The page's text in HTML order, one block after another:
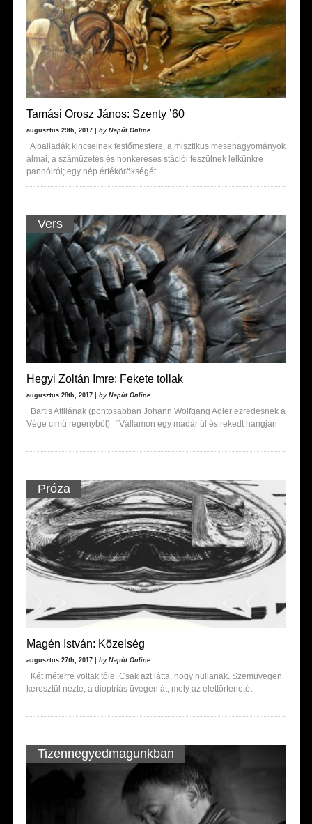
Tamási Orosz János: Szenty ’60
augusztus 29th, 2017 | by Napút Online
A balladák kincseinek festőmestere, a misztikus mesehagyományok
álmai, a száműzetés és honkeresés stációi feszülnek lelkünkre
pannóiról; egy nép értékörökségét
Vers
Hegyi Zoltán Imre: Fekete tollak
augusztus 28th, 2017 | by Napút Online
Bartis Attilának (pontosabban Johann Wolfgang Adler ezredesnek a
Vége című regényből) “Vállamon egy madár ül és rekedt hangján
Próza
Magén István: Közelség
augusztus 27th, 2017 | by Napút Online
Két méterre voltak tőle. Csak azt látta, hogy hullanak. Szemüvegen
keresztül nézte, a dioptriás üvegen át, mely az élettörténetét
Tizennegyedmagunkban